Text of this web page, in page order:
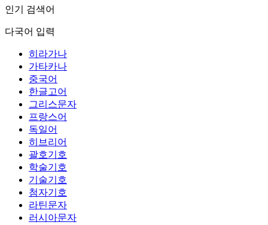
인기 검색어
다국어 입력
히라가나
가타카나
중국어
한글고어
그리스문자
프랑스어
독일어
히브리어
괄호기호
학술기호
기술기호
첨자기호
라틴문자
러시아문자